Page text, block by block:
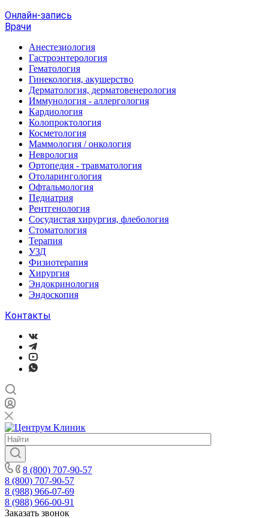
Онлайн-запись
Врачи
Анестезиология
Гастроэнтерология
Гематология
Гинекология, акушерство
Дерматология, дерматовенерология
Иммунология - аллергология
Кардиология
Колопроктология
Косметология
Маммология / онкология
Неврология
Ортопедия - травматология
Отоларингология
Офтальмология
Педиатрия
Рентгенология
Сосудистая хирургия, флебология
Стоматология
Терапия
УЗД
Физиотерапия
Хирургия
Эндокринология
Эндоскопия
Контакты
8 (800) 707-90-57
8 (800) 707-90-57
8 (988) 966-07-69
8 (988) 966-00-91
Заказать звонок